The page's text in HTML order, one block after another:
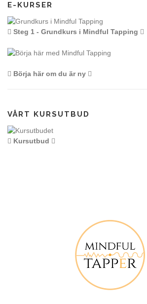
E-KURSER
Steg 1 - Grundkurs i Mindful Tapping
Börja här om du är ny
VÅRT KURSUTBUD
Kursutbud